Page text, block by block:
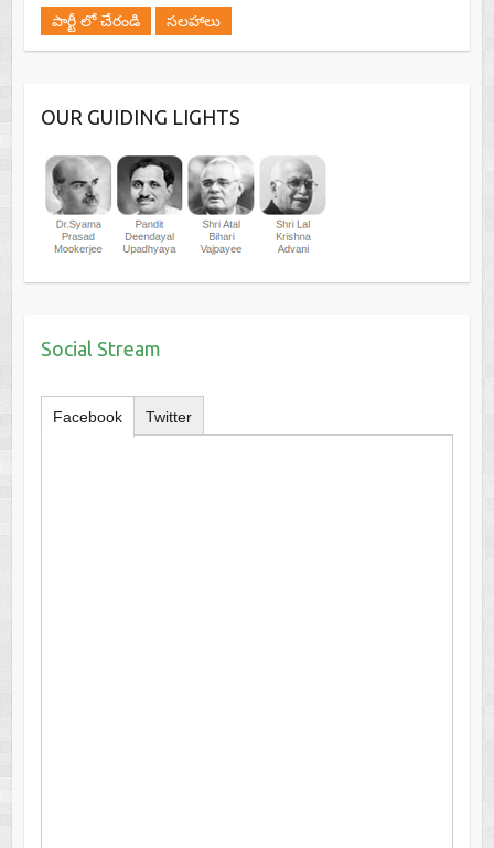
పార్టీ లో చేరండి సలహాలు
OUR GUIDING LIGHTS
Social Stream
Facebook Twitter